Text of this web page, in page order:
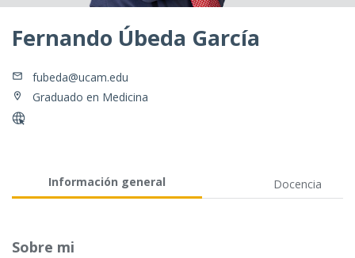
Fernando Úbeda García
fubeda@ucam.edu
Graduado en Medicina
Información general Docencia
Sobre mi